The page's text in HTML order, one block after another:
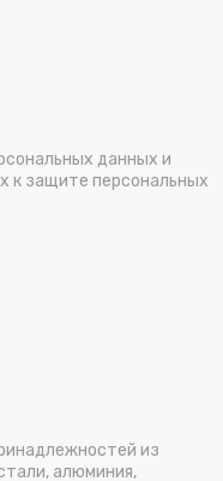
данных и
к защите персональных
из
алюминия,